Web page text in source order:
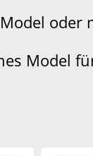
oder
Model